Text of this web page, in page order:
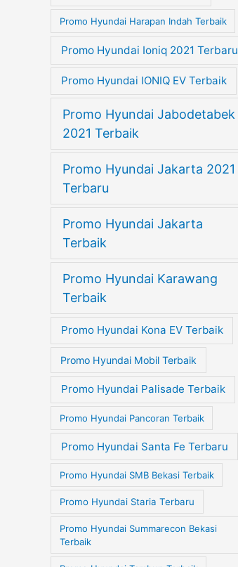
Promo Hyundai Harapan Indah Terbaik
Promo Hyundai Ioniq 2021 Terbaru
Promo Hyundai IONIQ EV Terbaik
Promo Hyundai Jabodetabek
2021 Terbaik
Promo Hyundai Jakarta 2021
Terbaru
Promo Hyundai Jakarta
Terbaik
Promo Hyundai Karawang
Terbaik
Promo Hyundai Kona EV Terbaik
Promo Hyundai Mobil Terbaik
Promo Hyundai Palisade Terbaik
Promo Hyundai Pancoran Terbaik
Promo Hyundai Santa Fe Terbaru
Promo Hyundai SMB Bekasi Terbaik
Promo Hyundai Staria Terbaru
Promo Hyundai Summarecon Bekasi
Terbaik